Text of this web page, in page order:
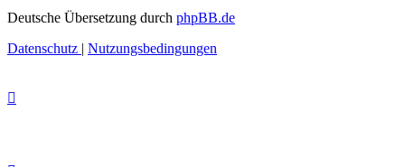
Deutsche Übersetzung durch phpBB.de
Datenschutz | Nutzungsbedingungen